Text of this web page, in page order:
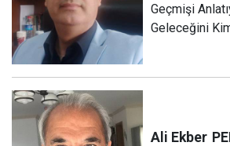
Geçmişi
Geleceğini
Ali Ekber